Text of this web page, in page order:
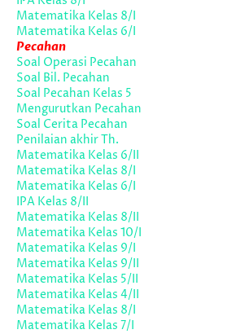
Matematika Kelas 8/I
Matematika Kelas 6/I
Pecahan
Soal Operasi Pecahan
Soal Bil. Pecahan
Soal Pecahan Kelas 5
Mengurutkan Pecahan
Soal Cerita Pecahan
Penilaian akhir Th.
Matematika Kelas 6/II
Matematika Kelas 8/I
Matematika Kelas 6/I
IPA Kelas 8/II
Matematika Kelas 8/II
Matematika Kelas 10/I
Matematika Kelas 9/I
Matematika Kelas 9/II
Matematika Kelas 5/II
Matematika Kelas 4/II
Matematika Kelas 8/I
Matematika Kelas 7/I